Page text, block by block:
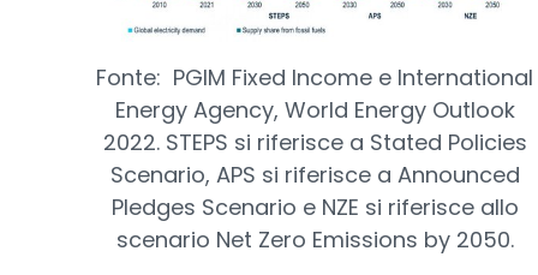
Fonte: PGIM Fixed Income e International
Energy Agency, World Energy Outlook
2022. STEPS si riferisce a Stated Policies
Scenario, APS si riferisce a Announced
Pledges Scenario e NZE si riferisce allo
scenario Net Zero Emissions by 2050.